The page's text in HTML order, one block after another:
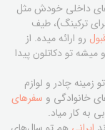
داخلی خودش مثل
ترکینگ)، طیف
رو ارائه میده. از
تو دکاتلون پیدا
زمینه چادر و لوازم
خانوادگی و سفرهای
به کار میاد.